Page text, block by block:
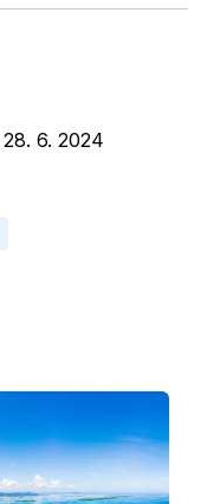
28. 6. 2024